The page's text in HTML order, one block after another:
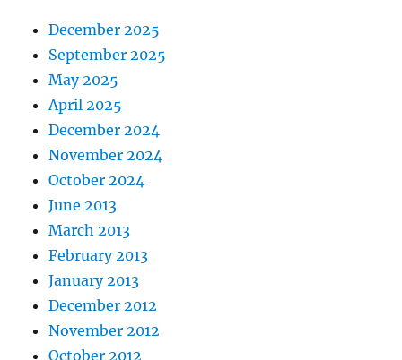
December 2025
September 2025
May 2025
April 2025
December 2024
November 2024
October 2024
June 2013
March 2013
February 2013
January 2013
December 2012
November 2012
October 2012